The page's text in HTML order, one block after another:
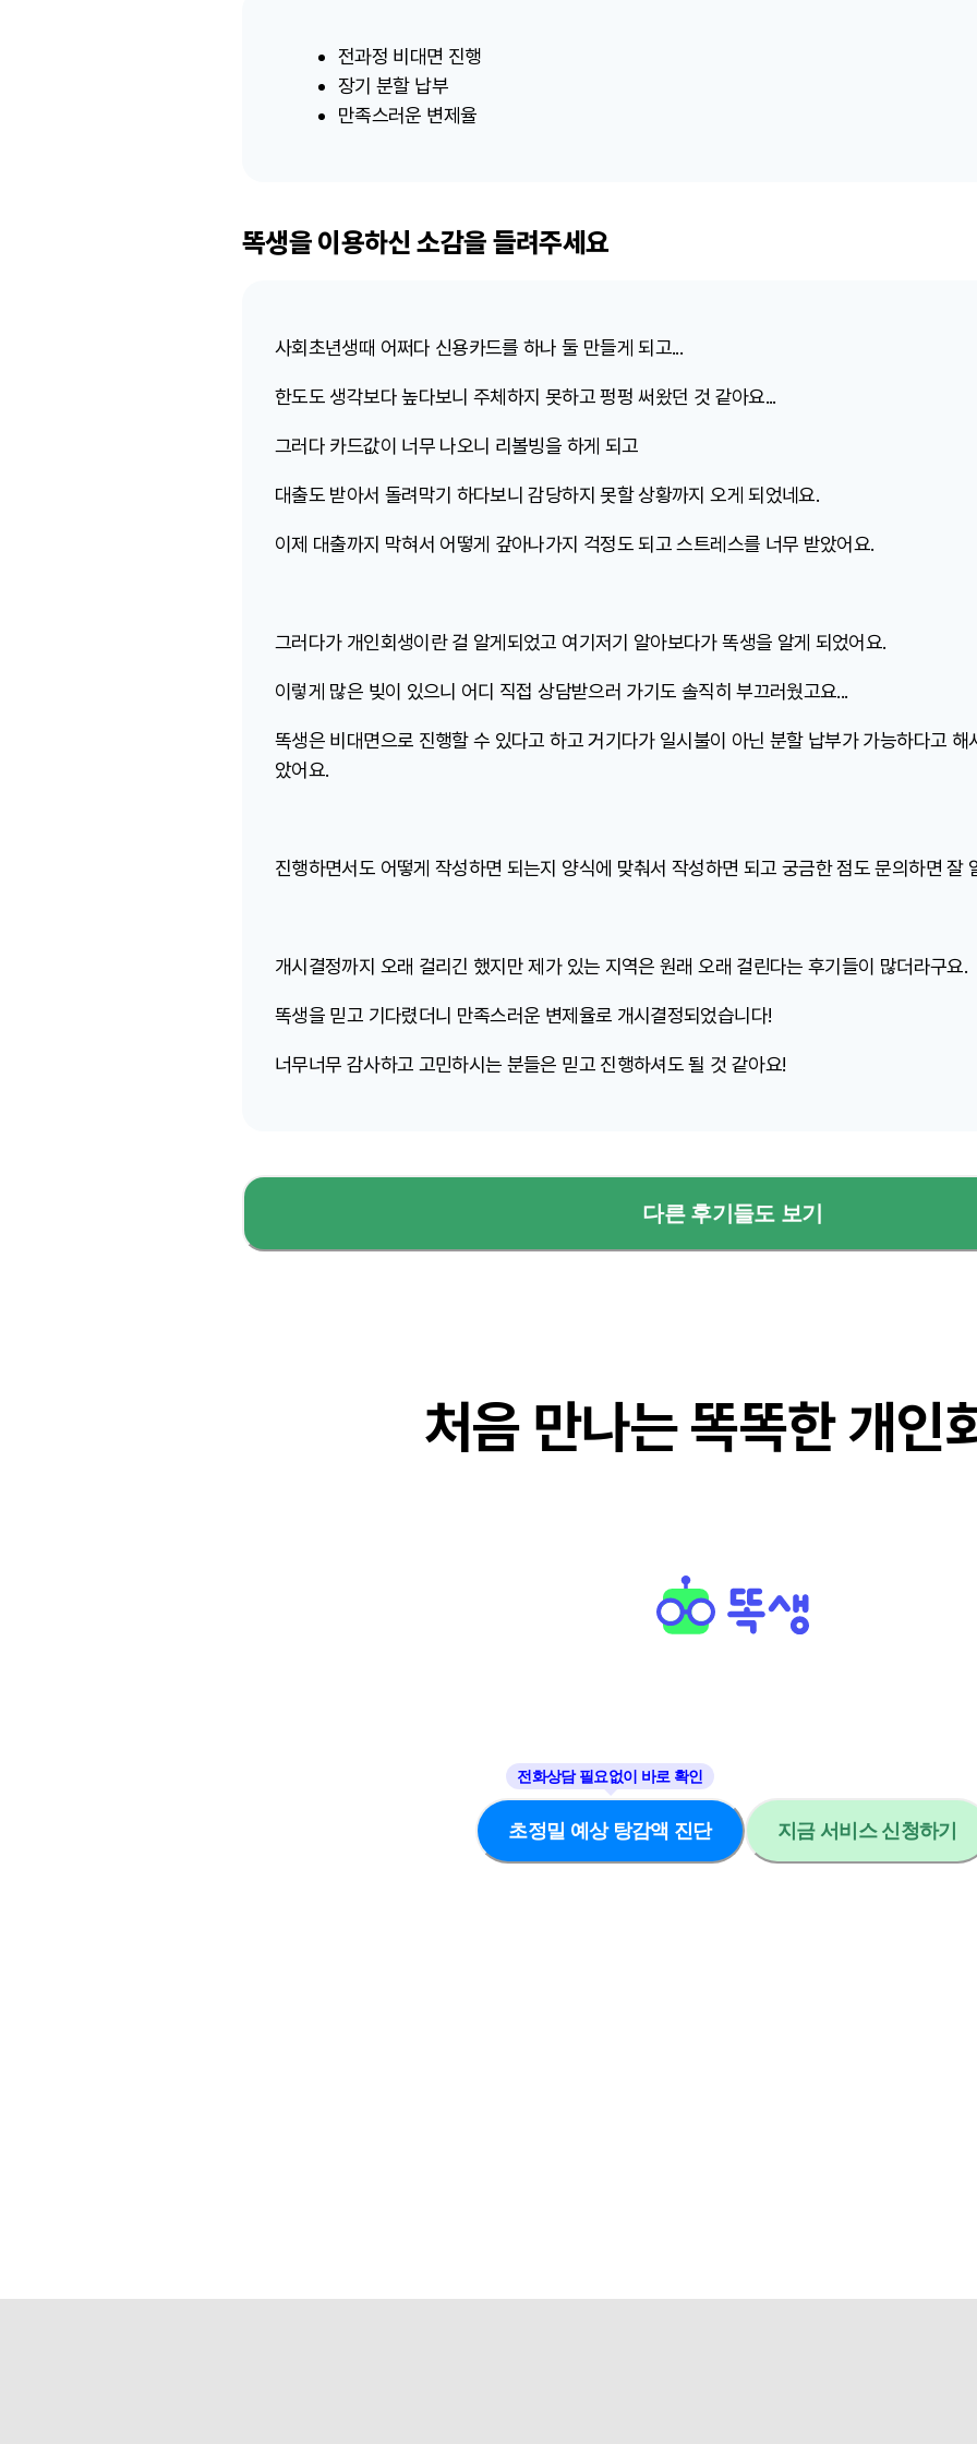
전과정 비대면 진행
장기 분할 납부
만족스러운 변제율
똑생을 이용하신 소감을 들려주세요
사회초년생때 어쩌다 신용카드를 하나 둘 만들게 되고...
한도도 생각보다 높다보니 주체하지 못하고 펑펑 써왔던 것 같아요...
그러다 카드값이 너무 나오니 리볼빙을 하게 되고
대출도 받아서 돌려막기 하다보니 감당하지 못할 상황까지 오게 되었네요.
이제 대출까지 막혀서 어떻게 갚아나가지 걱정도 되고 스트레스를 너무 받았어요.
그러다가 개인회생이란 걸 알게되었고 여기저기 알아보다가 똑생을 알게 되었어요.
이렇게 많은 빚이 있으니 어디 직접 상담받으러 가기도 솔직히 부끄러웠고요...
똑생은 비대면으로 진행할 수 있다고 하고 거기다가 일시불이 아닌 분할 납부가 가능하다고
았어요.
진행하면서도 어떻게 작성하면 되는지 양식에 맞춰서 작성하면 되고 궁금한 점도 문의하면 잘
개시결정까지 오래 걸리긴 했지만 제가 있는 지역은 원래 오래 걸린다는 후기들이 많더라구요.
똑생을 믿고 기다렸더니 만족스러운 변제율로 개시결정되었습니다!
너무너무 감사하고 고민하시는 분들은 믿고 진행하셔도 될 것 같아요!
다른 후기들도 보기
처음 만나는 똑똑한 개인
초정밀 예상 탕감액 진단 지금 서비스 신청하기